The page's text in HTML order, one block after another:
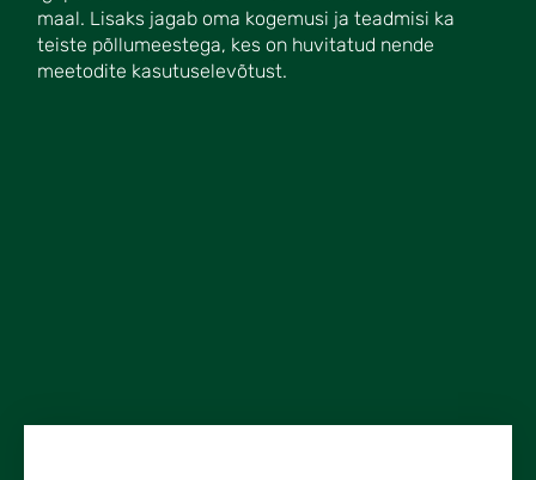
maal. Lisaks jagab oma kogemusi ja teadmisi ka
teiste põllumeestega, kes on huvitatud nende
meetodite kasutuselevõtust.